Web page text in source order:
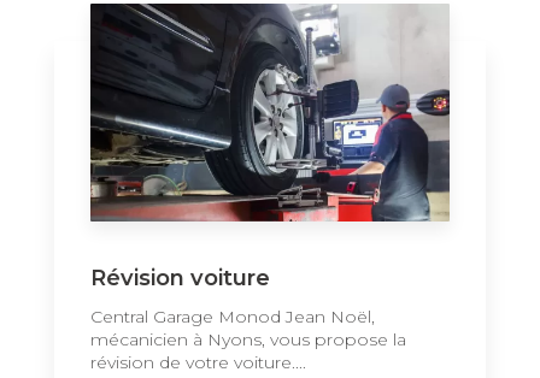
Révision voiture
Central Garage Monod Jean Noël,
mécanicien à Nyons, vous propose la
révision de votre voiture....